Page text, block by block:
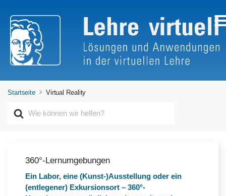
Startseite Virtual Reality
360°-Lernumgebungen
Ein Labor, eine (Kunst-)Ausstellung oder ein
(entlegener) Exkursionsort – 360°-